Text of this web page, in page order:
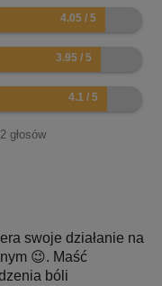
głosów
swoje działanie na
😉. Maść
bóli